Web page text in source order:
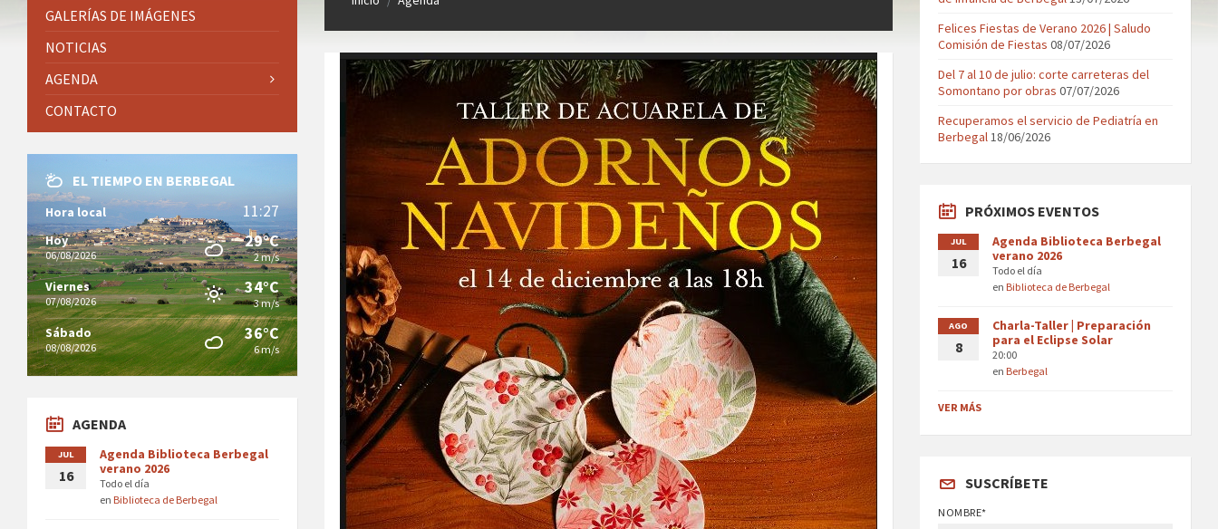
GALERÍAS DE IMÁGENES
NOTICIAS
AGENDA
CONTACTO
EL TIEMPO EN BERBEGAL
Hora local 11:27
Hoy
06/08/2026
29°C
2 m/s
Viernes
07/08/2026
34°C
3 m/s
Sábado
08/08/2026
36°C
6 m/s
AGENDA
JUL
16
Agenda Biblioteca Berbegal
verano 2026
Todo el día
en Biblioteca de Berbegal
Felices Fiestas de Verano 2026 | Saludo
Comisión de Fiestas 08/07/2026
Del 7 al 10 de julio: corte carreteras del
Somontano por obras 07/07/2026
Recuperamos el servicio de Pediatría en
Berbegal18/06/2026
PRÓXIMOS EVENTOS
JUL
16
Agenda Biblioteca Berbegal
verano 2026
Todo el día
enBiblioteca de Berbegal
AGO
8
Charla-Taller | Preparación
para el Eclipse Solar
20:00
enBerbegal
VER MÁS
SUSCRÍBETE
NOMBRE*